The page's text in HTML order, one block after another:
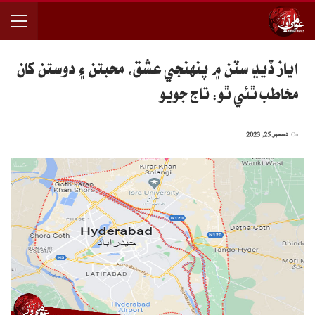
اياز ڏيڍ سٽن ۾ پنهنجي عشق، محبتن ۽ دوستن کان
مخاطب ٿئي ٿو: تاج جويو